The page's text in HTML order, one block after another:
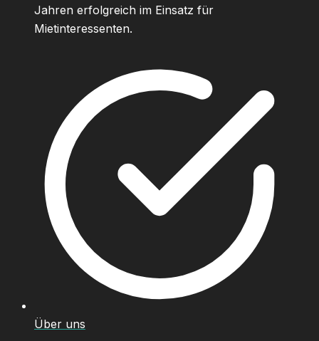
Jahren erfolgreich im Einsatz für
Mietinteressenten.
Über uns